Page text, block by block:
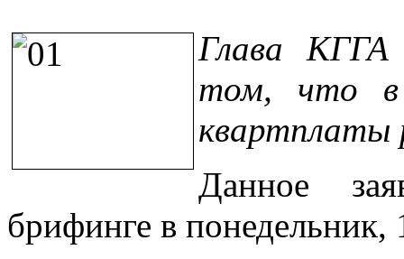
Глава КГГА
том, что в
квартплаты
Данное
брифинге в понедельник,